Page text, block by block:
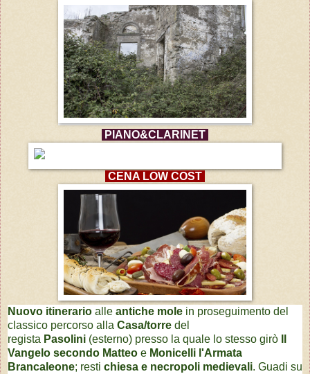
PIANO&CLARINET
CENA LOW COST
Nuovo itinerario alle antiche mole in proseguimento del
classico percorso alla Casa/torre del
regista Pasolini (esterno) presso la quale lo stesso girò
Vangelo secondo Matteo e Monicelli l'Armata
Brancaleone; resti chiesa e necropoli medievali. Guadi su